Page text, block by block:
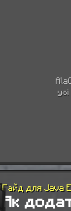
Гайд для Java
Як